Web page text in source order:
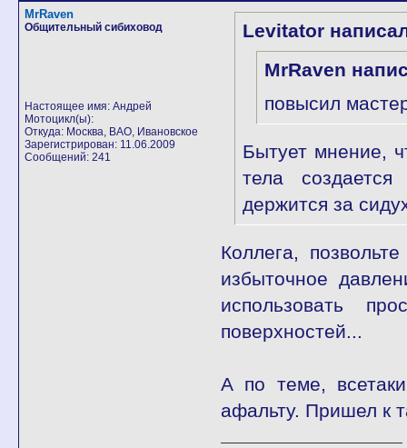
MrRaven
Общительный сибиховод
Настоящее имя: Андрей
Мотоцикл(ы):
Откуда: Москва, ВАО, Ивановское
Зарегистрирован: 11.06.2009
Сообщений: 241
Levitator
MrRaven
повысил
Бытует мнение,
тела
держится за
Коллега,
избыточное
использовать
поверхностей...
А по теме,
афальту. Пришел к